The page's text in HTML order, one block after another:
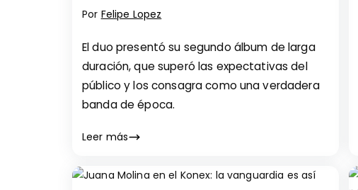
Por Felipe Lopez
El duo presentó su segundo álbum de larga
duración, que superó las expectativas del
público y los consagra como una verdadera
banda de época.
Leer más